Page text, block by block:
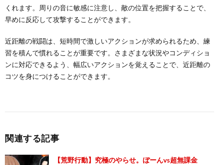
くれます。周りの音に敏感に注意し、敵の位置を把握することで、
早めに反応して攻撃することができます。
近距離の戦闘は、短時間で激しいアクションが求められるため、練
習を積んで慣れることが重要です。さまざまな状況やコンディショ
ンに対応できるよう、幅広いアクションを覚えることで、近距離の
コツを身につけることができます。
関連する記事
【荒野行動】究極のやらせ。ぼーんvs超無課金